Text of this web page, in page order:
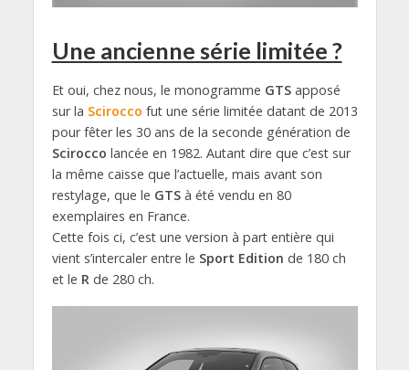
Une ancienne série limitée ?
Et oui, chez nous, le monogramme GTSapposé
sur la Scirocco fut une série limitée datant de 2013
pour fêter les 30 ans de la seconde génération de
Scirocco lancée en 1982. Autant dire que c’est sur
la même caisse que l’actuelle, mais avant son
restylage, que le GTSà été vendu en 80
exemplaires en France.
Cette fois ci, c’est une version à part entière qui
vient s’intercaler entre le Sport Edition de 180 ch
et le R de 280 ch.